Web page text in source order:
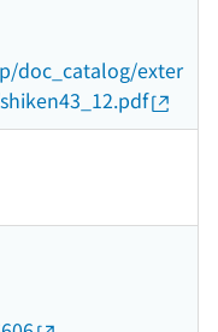
doc_catalog/exter